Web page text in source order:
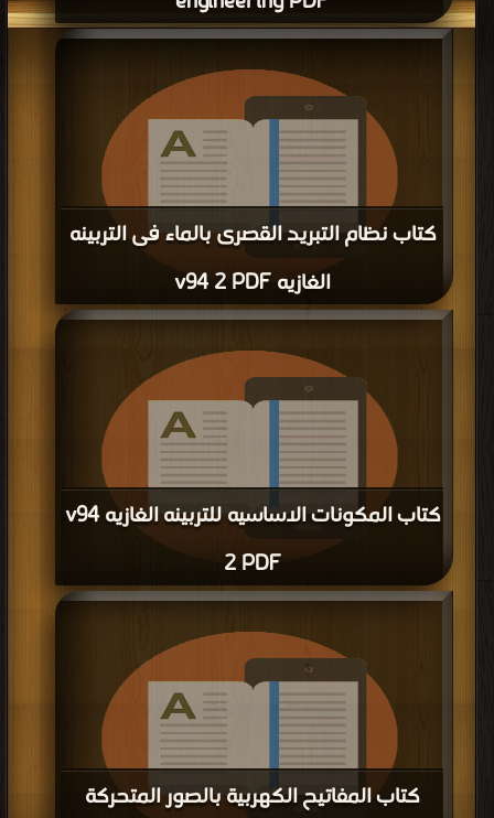
قراءة و تحميل كتاب كتاب الهندسة الكهربائية Electrical engineering PDF مجانا |
كتب في جديد| التحميل : مرة/مرات
كتاب نظام التبريد القصرى بالماء فى التربينه
الغازيه v94 2 PDF
قراءة و تحميل كتاب كتاب نظام التبريد القصرى بالماء فى التربينه الغازيه v94 2 PDF
كتب في موقع| التحميل : مرة/مرات
كتاب المكونات الاساسيه للتربينه الغازيه v94
2 PDF
قراءة و تحميل كتاب كتاب المكونات الاساسيه للتربينه الغازيه v94 2 PDF مجانا |
كتب في اكبر منتدى| التحميل : مرة/مرات
كتاب المفاتيح الكهربية بالصور المتحركة